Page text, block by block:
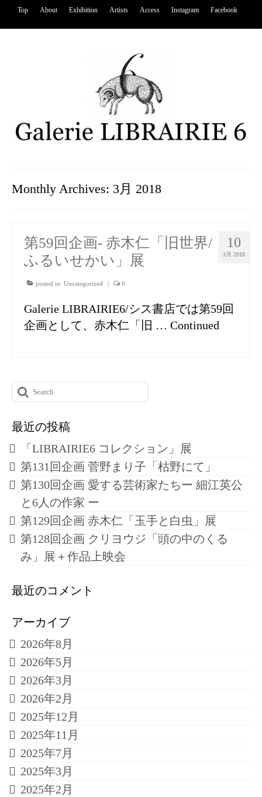
Top About Exhibition Artists Access Instagram Facebook
Monthly Archives: 3月 2018
10
3月 2018
第59回企画- 赤木仁「旧世界/
ふるいせかい」展
posted in: Uncategorized | 0
Galerie LIBRAIRIE6/シス書店では第59回
企画として、赤木仁「旧 … Continued
Search
for:
最近の投稿
「LIBRAIRIE6 コレクション」展
第131回企画 菅野まり子「枯野にて」
第130回企画 愛する芸術家たちー 細江英公
と6人の作家 ー
第129回企画 赤木仁「玉手と白虫」展
第128回企画 クリヨウジ「頭の中のくる
み」展＋作品上映会
最近のコメント
アーカイブ
2026年8月
2026年5月
2026年3月
2026年2月
2025年12月
2025年11月
2025年7月
2025年3月
2025年2月